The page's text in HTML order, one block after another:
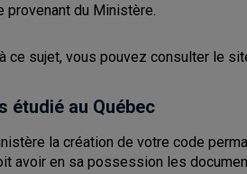
provenant du Ministère.
ce sujet, vous pouvez consulter le
étudié au Québec
la création de votre code
avoir en sa possession les